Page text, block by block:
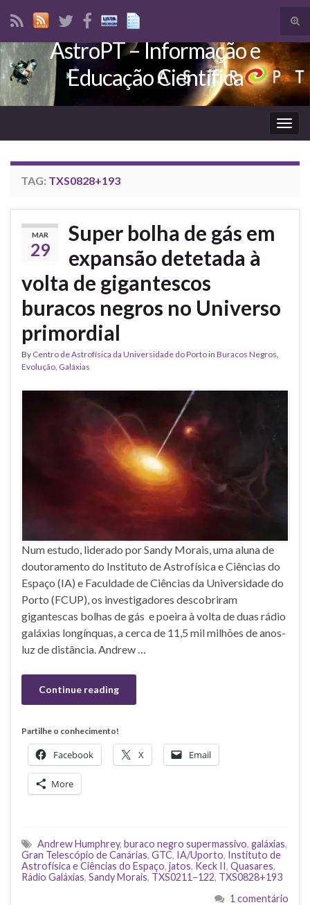
Search for:
AstroPT – Informação e
Educação Científica
TAG: TXS0828+193
MAR
29
Super bolha de gás em
expansão detetada à
volta de gigantescos
buracos negros no Universo
primordial
By Centro de Astrofísica da Universidade do Portoin Buracos Negros,
Evolução, Galáxias
Num estudo, liderado por Sandy Morais, uma aluna de
doutoramento do Instituto de Astrofísica e Ciências do
Espaço (IA) e Faculdade de Ciências da Universidade do
Porto (FCUP), os investigadores descobriram
gigantescas bolhas de gás e poeira à volta de duas rádio
galáxias longínquas, a cerca de 11,5 mil milhões de anos-
luz de distância. Andrew …
Continue reading
Partilhe o conhecimento!
Facebook X Email
More
Andrew Humphrey, buraco negro supermassivo, galáxias,
Gran Telescópio de Canárias, GTC, IA/Uporto, Instituto de
Astrofísica e Ciências do Espaço, jatos, Keck II, Quasares,
Rádio Galáxias, Sandy Morais, TXS0211−122, TXS0828+193
1 comentário